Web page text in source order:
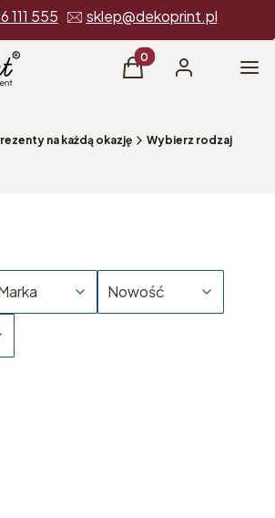
111 555 sklep@dekoprint.pl
Produkty w koszyku:
Koszyk Zaloguj się
na każdą okazję Wybierz rodzaj
Nowość